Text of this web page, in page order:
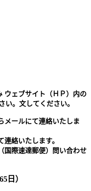
ウェブサイト（ＨＰ）内の
い。文してください。
メールにて連絡いたしま
連絡いたします。
国際速達郵便）問い合わせ
日）